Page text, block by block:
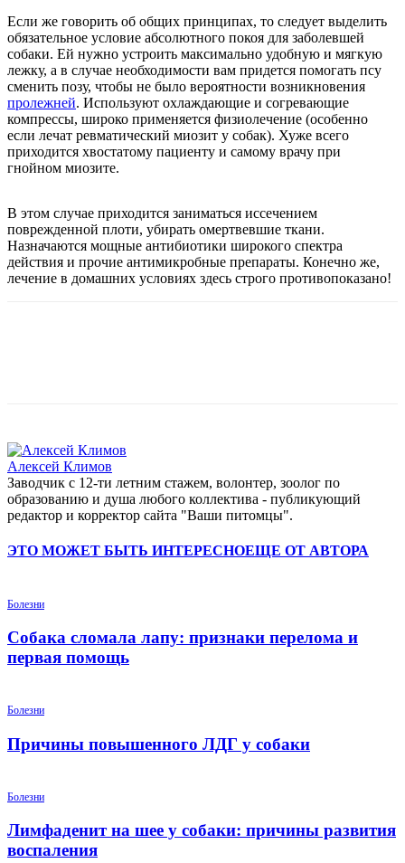
Если же говорить об общих принципах, то следует выделить
обязательное условие абсолютного покоя для заболевшей
собаки. Ей нужно устроить максимально удобную и мягкую
лежку, а в случае необходимости вам придется помогать псу
сменить позу, чтобы не было вероятности возникновения
пролежней. Используют охлаждающие и согревающие
компрессы, широко применяется физиолечение (особенно
если лечат ревматический миозит у собак). Хуже всего
приходится хвостатому пациенту и самому врачу при
гнойном миозите.
В этом случае приходится заниматься иссечением
поврежденной плоти, убирать омертвевшие ткани.
Назначаются мощные антибиотики широкого спектра
действия и прочие антимикробные препараты. Конечно же,
лечение в домашних условиях здесь строго противопоказано!
Алексей Климов
Заводчик c 12-ти летним стажем, волонтер, зоолог по
образованию и душа любого коллектива - публикующий
редактор и корректор сайта "Ваши питомцы".
ЭТО МОЖЕТ БЫТЬ ИНТЕРЕСНОЕЩЕ ОТ АВТОРА
Болезни
Собака сломала лапу: признаки перелома и
первая помощь
Болезни
Причины повышенного ЛДГ у собаки
Болезни
Лимфаденит на шее у собаки: причины развития
воспаления